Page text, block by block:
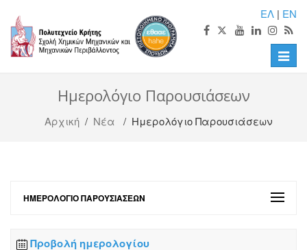
ΕΛ | EN
Toggle
Ημερολόγιο Παρουσιάσεων
Αρχική / Νέα / Ημερολόγιο Παρουσιάσεων
ΗΜΕΡΟΛΌΓΙΟ ΠΑΡΟΥΣΙΆΣΕΩΝ
Προβολή ημερολογίου